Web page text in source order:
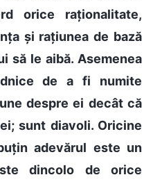
orice raționalitate,
și rațiunea de bază
să le aibă. Asemenea
de a fi numite
despre ei decât că
sunt diavoli. Oricine
adevărul este un
dincolo de orice